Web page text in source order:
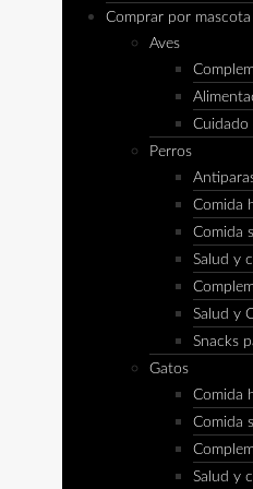
Comprar por mascota
Aves
Cuidado
Perros
Comida
Comida
Salud y
Salud y
Snacks
Gatos
Comida
Comida
Salud y